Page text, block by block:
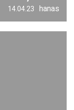
hanas
14.04.23